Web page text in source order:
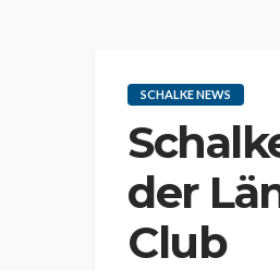
SCHALKE NEWS
der
Club